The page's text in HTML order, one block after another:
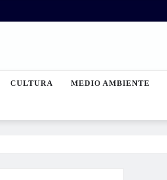
CULTURA MEDIO AMBIENTE